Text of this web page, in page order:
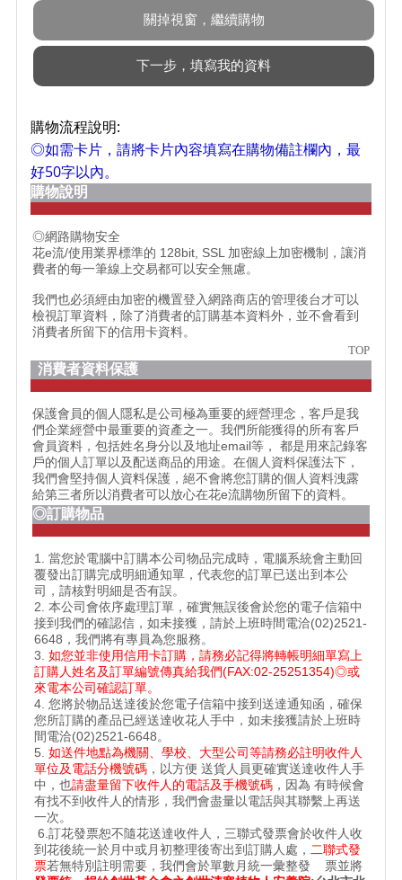
購物流程說明:
◎如需卡片，請將卡片內容填寫在購物備註欄內，最
好50字以內。
購物說明
◎網路購物安全
花e流/使用業界標準的 128bit, SSL 加密線上加密機制，讓消
費者的每一筆線上交易都可以安全無慮。
我們也必須經由加密的機置登入網路商店的管理後台才可以
檢視訂單資料，除了消費者的訂購基本資料外，並不會看到
消費者所留下的信用卡資料。
TOP
消費者資料保護
保護會員的個人隱私是公司極為重要的經營理念，客戶是我
們企業經營中最重要的資產之一。我們所能獲得的所有客戶
會員資料，包括姓名身分以及地址email等， 都是用來記錄客
戶的個人訂單以及配送商品的用途。在個人資料保護法下，
我們會堅持個人資料保護，絕不會將您訂購的個人資料洩露
給第三者所以消費者可以放心在花e流購物所留下的資料。
◎訂購物品
1. 當您於電腦中訂購本公司物品完成時，電腦系統會主動回
覆發出訂購完成明細通知單，代表您的訂單已送出到本公
司，請核對明細是否有誤。
2. 本公司會依序處理訂單，確實無誤後會於您的電子信箱中
接到我們的確認信，如未接獲，請於上班時間電洽(02)2521-
6648，我們將有專員為您服務。
3. 如您並非使用信用卡訂購，請務必記得將轉帳明細單寫上
訂購人姓名及訂單編號傳真給我們(FAX:02-25251354)◎或
來電本公司確認訂單。
4. 您將於物品送達後於您電子信箱中接到送達通知函，確保
您所訂購的產品已經送達收花人手中，如未接獲請於上班時
間電洽(02)2521-6648。
5. 如送件地點為機關、學校、大型公司等請務必註明收件人
單位及電話分機號碼 ，以方便 送貨人員更確實送達收件人手
中，也請盡量留下收件人的電話及手機號碼 ，因為 有時候會
有找不到收件人的情形，我們會盡量以電話與其聯繫上再送
一次。
6.訂花發票恕不隨花送達收件人，三聯式發票會於收件人收
到花後統一於月中或月初整理後寄出到訂購人處， 二聯式發
票若無特別註明需要，我們會於單數月統一彙整發 票並將